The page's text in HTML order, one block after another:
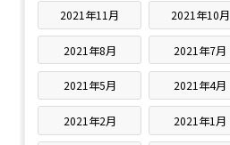
2021年11月 2021年10月
2021年8月 2021年7月
2021年5月 2021年4月
2021年2月 2021年1月